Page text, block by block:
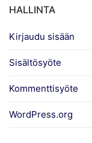
HALLINTA
Kirjaudu sisään
Sisältösyöte
Kommenttisyöte
WordPress.org